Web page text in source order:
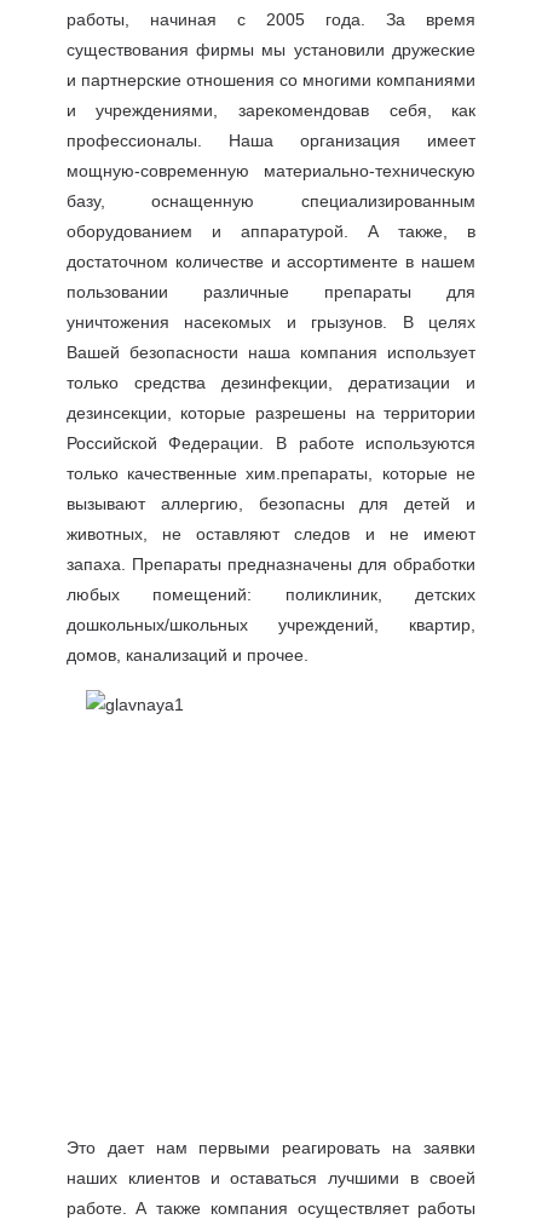
работы, начиная с 2005 года. За время
существования фирмы мы установили дружеские
и партнерские отношения со многими компаниями
и учреждениями, зарекомендовав себя, как
профессионалы. Наша организация имеет
мощную-современную материально-техническую
базу, оснащенную специализированным
оборудованием и аппаратурой. А также, в
достаточном количестве и ассортименте в нашем
пользовании различные препараты для
уничтожения насекомых и грызунов. В целях
Вашей безопасности наша компания использует
только средства дезинфекции, дератизации и
дезинсекции, которые разрешены на территории
Российской Федерации. В работе используются
только качественные хим.препараты, которые не
вызывают аллергию, безопасны для детей и
животных, не оставляют следов и не имеют
запаха. Препараты предназначены для обработки
любых помещений: поликлиник, детских
дошкольных/школьных учреждений, квартир,
домов, канализаций и прочее.
Это дает нам первыми реагировать на заявки
наших клиентов и оставаться лучшими в своей
работе. А также компания осуществляет работы